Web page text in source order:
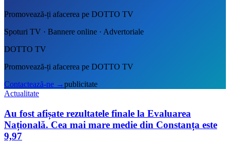
Promovează-ți afacerea pe DOTTO TV
Spoturi TV · Bannere online · Advertoriale
DOTTO TV
Promovează-ți afacerea pe DOTTO TV
Contactează-ne →publicitate
Actualitate
Au fost afișate rezultatele finale la Evaluarea
Națională. Cea mai mare medie din Constanța este
9,97